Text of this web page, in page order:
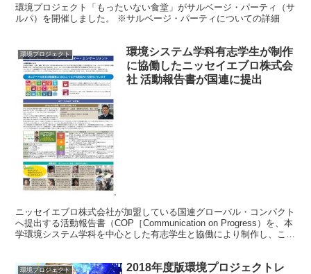
環境プロジェクト「もったいない食堂」がサルベージ・パーティ（サ
ルパ）を開催しました。 ※サルベージ・パーティについての詳細
環境プロジェクト
環境システム学科有志学生が制作
に協働したニッセイエブロ株式会
社 活動報告書が国連に提出
ニッセイエブロ株式会社が加盟している国連グローバル・コンパクト
へ提出する活動報告書（COP［Communication on Progress）を、本
学環境システム学科を中心とした有志学生と協働により制作し、この
環境プロジェクト
2018年度版環境プロジェクトレ